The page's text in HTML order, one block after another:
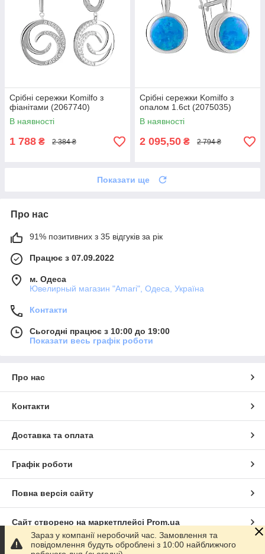
Срібні сережки Komilfo з
фіанітами (2067740)
В наявності
1 788 ₴ 2 384 ₴
Срібні сережки Komilfo з
опалом 1.6ct (2075035)
В наявності
2 095,50 ₴ 2 794 ₴
Показати ще
Про нас
91% позитивних з 35 відгуків за рік
Працює з 07.09.2022
м. Одеса
Ювелирный магазин "Amari", Одеса, Україна
Контакти
Сьогодні працює з 10:00 до 19:00
Показати весь графік роботи
Про нас
Контакти
Доставка та оплата
Графік роботи
Повна версія сайту
Сайт створено на маркетплейсі Prom.ua
Політика конфіденційності
Зараз у компанії неробочий час. Замовлення та
повідомлення будуть оброблені з 10:00 найближчого